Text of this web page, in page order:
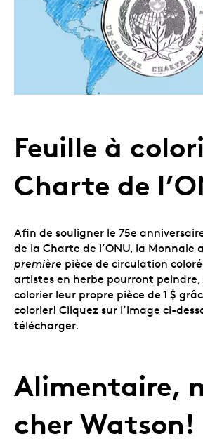
Feuille à
Charte de
Afin de souligner le 75e
de la Charte de l’ONU, la Monnaie
première pièce de circulation
artistes en herbe pourront peindre,
colorier leur propre pièce de 1 $
colorier! Cliquez sur l’image ci-
télécharger.
Alimentaire,
cher Watson!